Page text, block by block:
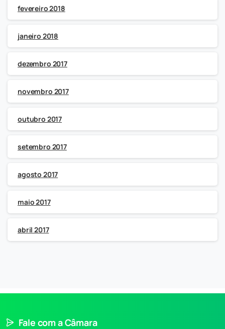
fevereiro 2018
janeiro 2018
dezembro 2017
novembro 2017
outubro 2017
setembro 2017
agosto 2017
maio 2017
abril 2017
Fale com a Câmara